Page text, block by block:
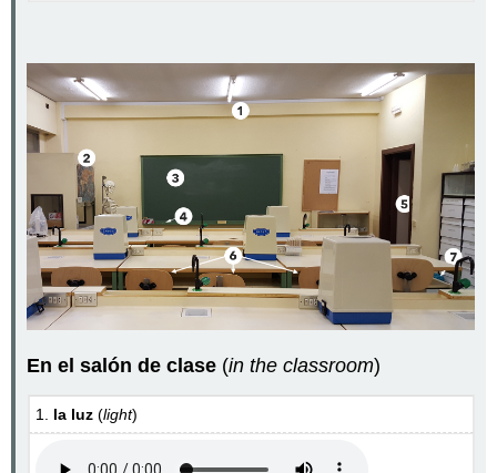
En el salón de clase (in the classroom)
1. la luz (light)